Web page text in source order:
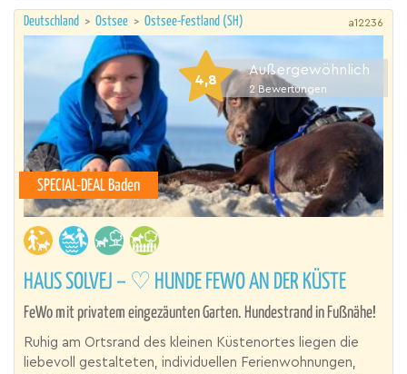
Deutschland > Ostsee > Ostsee-Festland (SH) a12236
4,8
Außergewöhnlich
2 Bewertungen
SPECIAL-DEAL Baden
HAUS SOLVEJ – ♡ HUNDE FEWO AN DER KÜSTE
FeWo mit privatem eingezäunten Garten. Hundestrand in Fußnähe!
Ruhig am Ortsrand des kleinen Küstenortes liegen die
liebevoll gestalteten, individuellen Ferienwohnungen,